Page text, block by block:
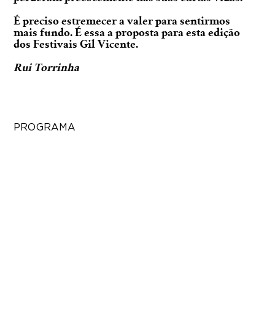
É preciso estremecer a valer para sentirmos
mais fundo. É essa a proposta para esta edição
dos Festivais Gil Vicente.
Rui Torrinha
PROGRAMA